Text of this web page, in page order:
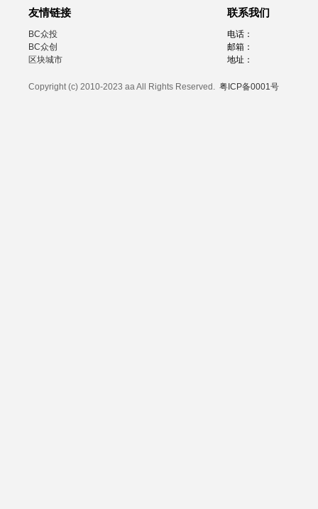
友情链接
BC众投
BC众创
区块城市
联系我们
电话：
邮箱：
地址：
Copyright (c) 2010-2023 aa All Rights Reserved. 粤ICP备0001号